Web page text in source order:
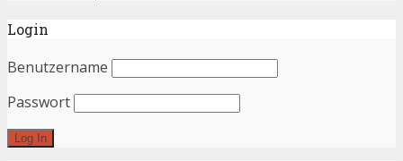
Login
Benutzername
Passwort